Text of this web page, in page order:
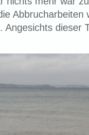
Abbrucharbeiten
Angesichts dieser